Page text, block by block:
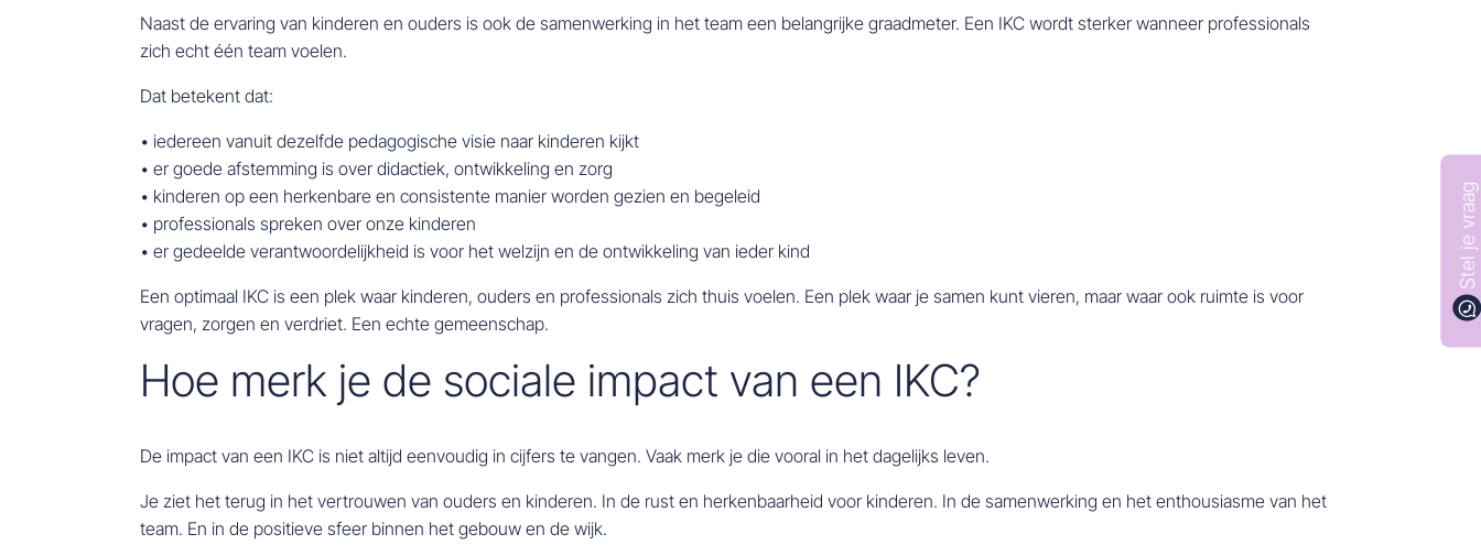
Naast de ervaring van kinderen en ouders is ook de samenwerking in het team een belangrijke graadmeter. Een IKC wordt sterker wanneer professionals
zich echt één team voelen.
Dat betekent dat:
• iedereen vanuit dezelfde pedagogische visie naar kinderen kijkt
• er goede afstemming is over didactiek, ontwikkeling en zorg
• kinderen op een herkenbare en consistente manier worden gezien en begeleid
• professionals spreken over onze kinderen
• er gedeelde verantwoordelijkheid is voor het welzijn en de ontwikkeling van ieder kind
Een optimaal IKC is een plek waar kinderen, ouders en professionals zich thuis voelen. Een plek waar je samen kunt vieren, maar waar ook ruimte is voor
vragen, zorgen en verdriet. Een echte gemeenschap.
Hoe merk je de sociale impact van een IKC?
De impact van een IKC is niet altijd eenvoudig in cijfers te vangen. Vaak merk je die vooral in het dagelijks leven.
Je ziet het terug in het vertrouwen van ouders en kinderen. In de rust en herkenbaarheid voor kinderen. In de samenwerking en het enthousiasme van het
team. En in de positieve sfeer binnen het gebouw en de wijk.
Stel je vraag